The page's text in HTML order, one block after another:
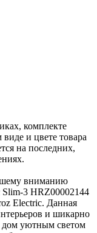
комплекте
и цвете товара
на последних,
вниманию
3 HRZ00002144
Electric. Данная
и шикарно
дом уютным светом